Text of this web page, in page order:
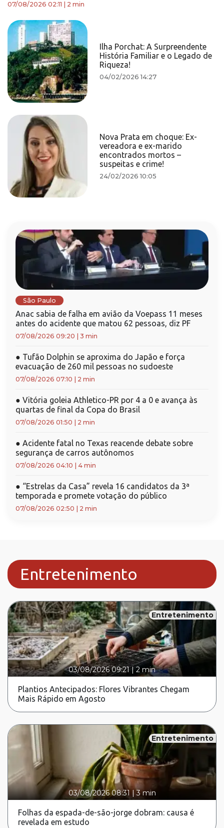
07/08/2026 02:11 2 min
Ilha Porchat: A Surpreendente
História Familiar e o Legado de
Riqueza!
04/02/2026 14:27
Nova Prata em choque: Ex-
vereadora e ex-marido
encontrados mortos –
suspeitas e crime!
24/02/2026 10:05
São Paulo
Anac sabia de falha em avião da Voepass 11 meses
antes do acidente que matou 62 pessoas, diz PF
07/08/2026 09:20 3 min
● Tufão Dolphin se aproxima do Japão e força
evacuação de 260 mil pessoas no sudoeste
07/08/2026 07:10 2 min
● Vitória goleia Athletico-PR por 4 a 0 e avança às
quartas de final da Copa do Brasil
07/08/2026 01:50 2 min
● Acidente fatal no Texas reacende debate sobre
segurança de carros autônomos
07/08/2026 04:10 4 min
● “Estrelas da Casa” revela 16 candidatos da 3ª
temporada e promete votação do público
07/08/2026 02:50 2 min
Entretenimento
Entretenimento
03/08/2026 09:21|2 min
Plantios Antecipados: Flores Vibrantes Chegam
Mais Rápido em Agosto
Entretenimento
03/08/2026 08:31 |3 min
Folhas da espada-de-são-jorge dobram: causa é
revelada em estudo